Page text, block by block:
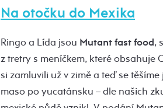
Na otočku do Mexika
Ringo a Lída jsou Mutant fast food,
z tretry s meníčkem, které obsahuje
si zamluvili už v zimě a teď se
maso po yucatánsku – dle našich